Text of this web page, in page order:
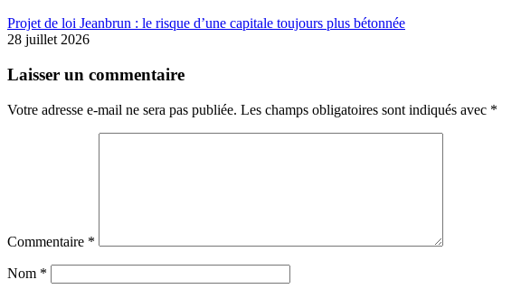
Projet de loi Jeanbrun : le risque d’une capitale toujours plus bétonnée
28 juillet 2026
Laisser un commentaire
Votre adresse e-mail ne sera pas publiée. Les champs obligatoires sont indiqués avec *
Commentaire *
Nom *